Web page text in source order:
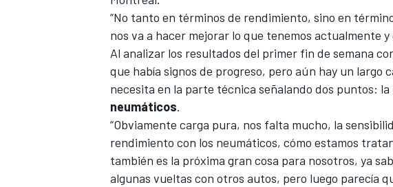
WRC
“No tanto en términos de rendimiento, sino en
nos va a hacer mejorar lo que tenemos actualmente
Al analizar los resultados del primer fin de semana
que había signos de progreso, pero aún hay un largo
necesita en la parte técnica señalando dos puntos: la
neumáticos.
“Obviamente carga pura, nos falta mucho, la
rendimiento con los neumáticos, cómo estamos
también es la próxima gran cosa para nosotros, ya
algunas vueltas con otros autos, pero luego parecía